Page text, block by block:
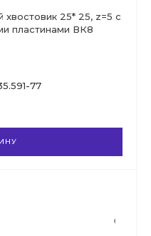
25* 25, z=5 с
пластинами ВК8
77